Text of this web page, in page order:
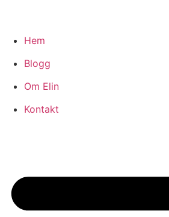
Hem
Blogg
Om Elin
Kontakt